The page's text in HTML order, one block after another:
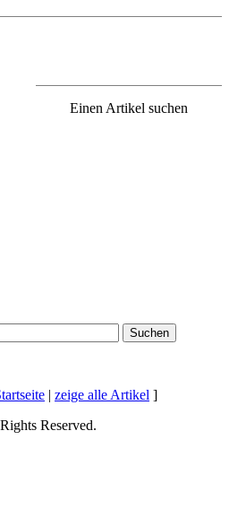
Einen Artikel suchen
| zeige alle Artikel ]
Reserved.